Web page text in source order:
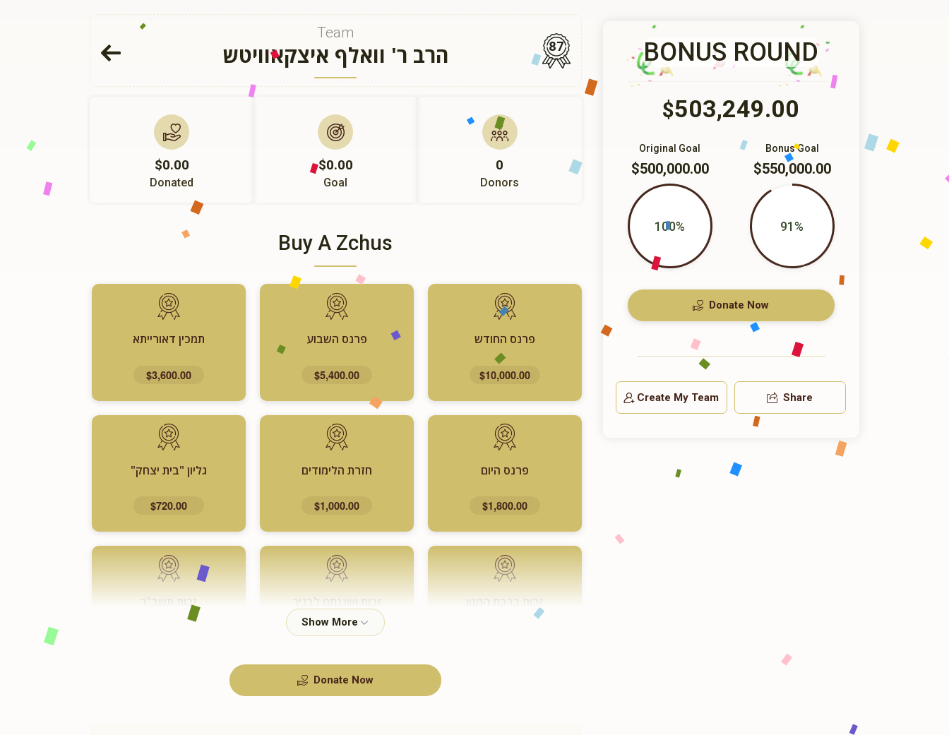
Team
הרב ר' וואלף איצקאוויטש 87
$0.00
Donated
$0.00
Goal
0
Donors
Buy A Zchus
פרנס החודש
$10,000.00
פרנס השבוע
$5,400.00
תמכין דאורייתא
$3,600.00
פרנס היום
$1,800.00
חזרת הלימודים
$1,000.00
גליון "בית יצחק"
$720.00
זכות ברכת המזון זכות ושננתם לבניך
$360.00
זכות תשב"ר
Donate Now
BONUS ROUND
$503,249.00
Bonus Goal
$550,000.00
91%
Original Goal
$500,000.00
100%
Donate Now
Create My Team Share